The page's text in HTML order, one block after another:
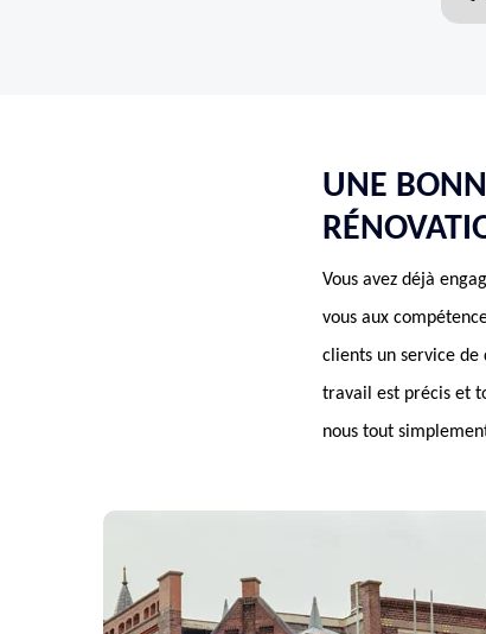
UNE
Vous avez déjà
vous aux
clients un service de
travail est précis et
nous tout